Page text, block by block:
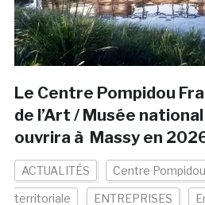
Le Centre Pompidou
de l’Art / Musée
ouvrira à Massy en
ACTUALITÉS Centre Pompidou
territoriale ENTREPRISES